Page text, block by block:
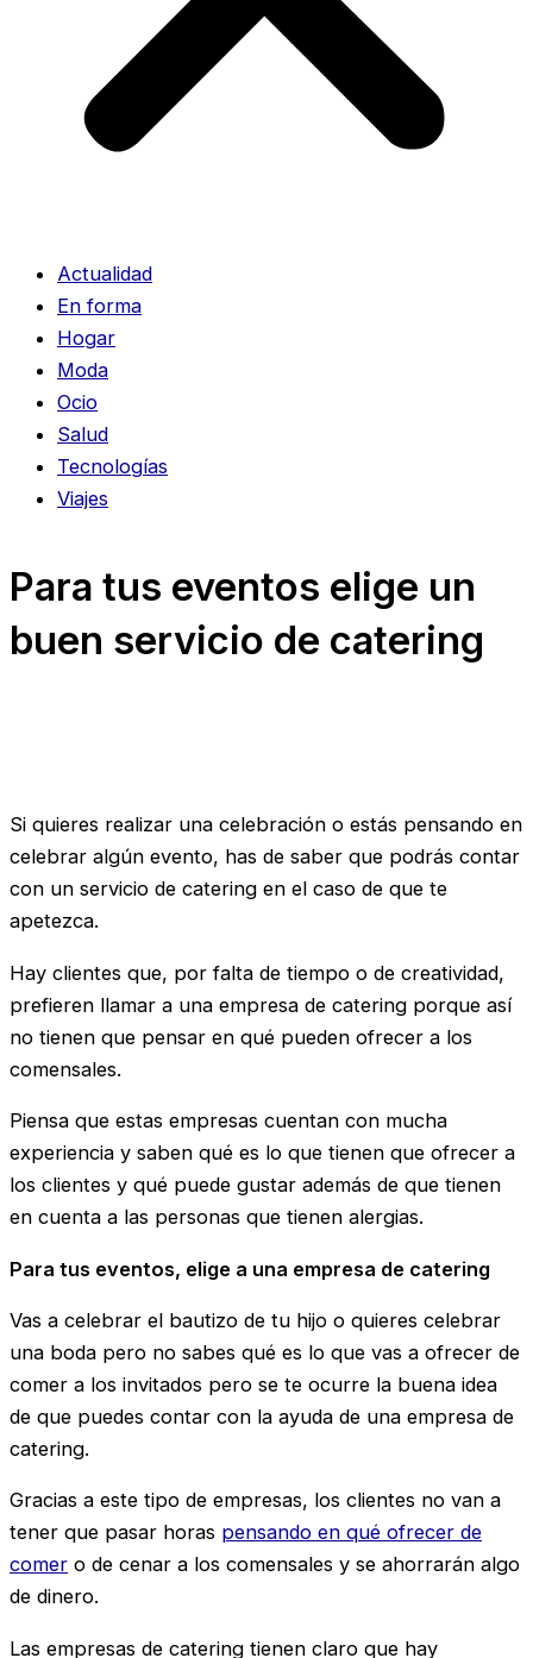
Actualidad
En forma
Hogar
Moda
Ocio
Salud
Tecnologías
Viajes
Para tus eventos elige un
buen servicio de catering
Si quieres realizar una celebración o estás pensando en
celebrar algún evento, has de saber que podrás contar
con un servicio de catering en el caso de que te
apetezca.
Hay clientes que, por falta de tiempo o de creatividad,
prefieren llamar a una empresa de catering porque así
no tienen que pensar en qué pueden ofrecer a los
comensales.
Piensa que estas empresas cuentan con mucha
experiencia y saben qué es lo que tienen que ofrecer a
los clientes y qué puede gustar además de que tienen
en cuenta a las personas que tienen alergias.
Para tus eventos, elige a una empresa de catering
Vas a celebrar el bautizo de tu hijo o quieres celebrar
una boda pero no sabes qué es lo que vas a ofrecer de
comer a los invitados pero se te ocurre la buena idea
de que puedes contar con la ayuda de una empresa de
catering.
Gracias a este tipo de empresas, los clientes no van a
tener que pasar horas pensando en qué ofrecer de
comer o de cenar a los comensales y se ahorrarán algo
de dinero.
Las empresas de catering tienen claro que hay